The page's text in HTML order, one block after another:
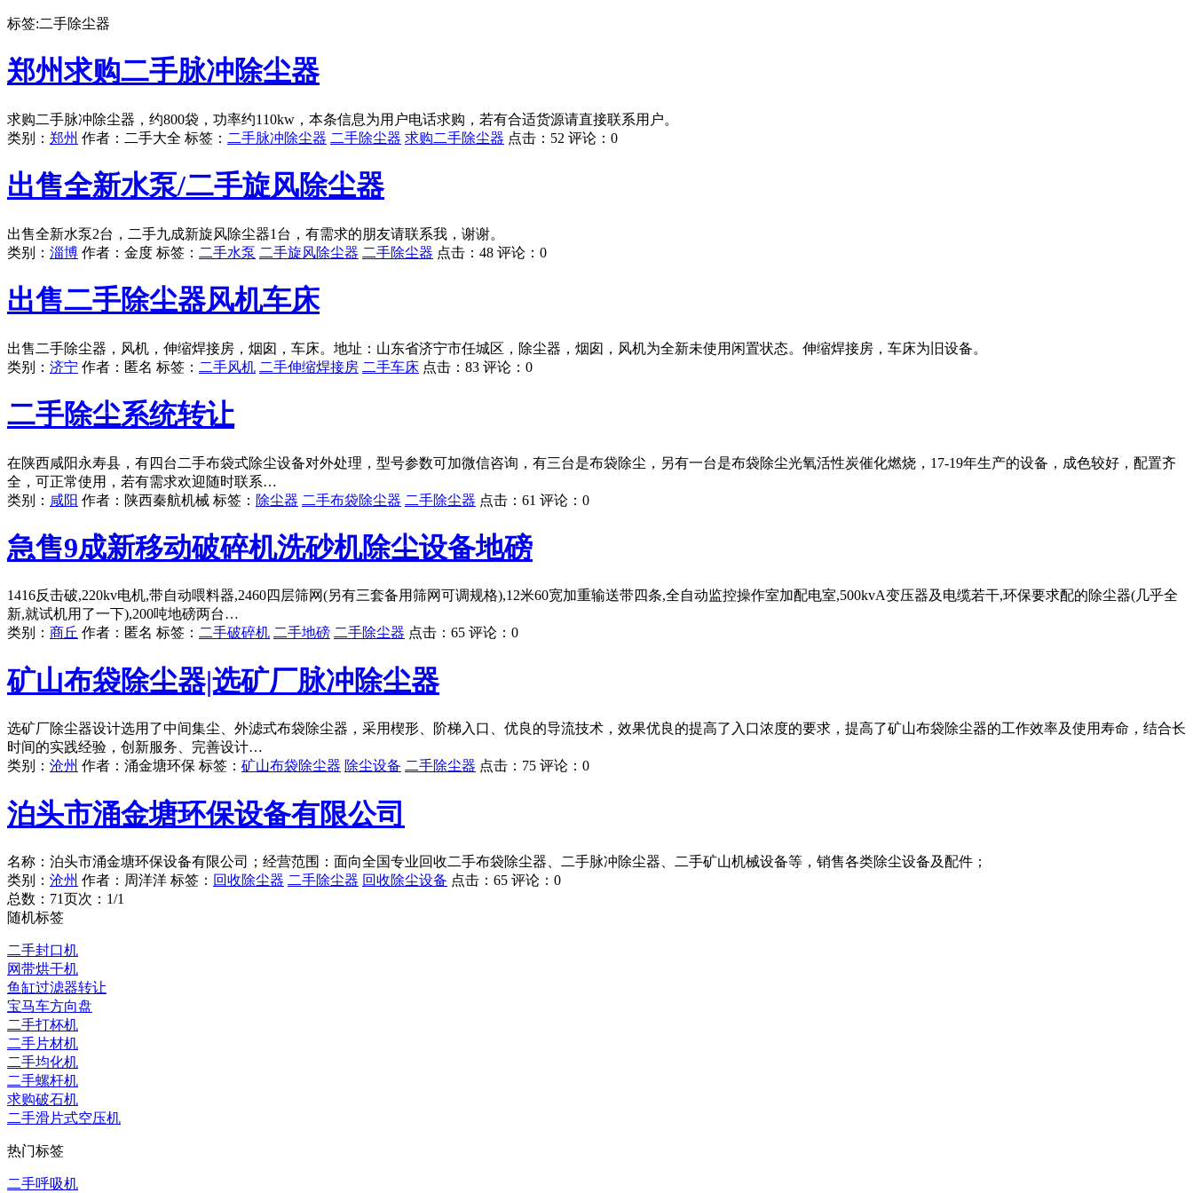
标签:二手除尘器
郑州求购二手脉冲除尘器
求购二手脉冲除尘器，约800袋，功率约110kw，本条信息为用户电话求购，若有合适货源请直接联系用户。
类别： 郑州 作者：二手大全 标签： 二手脉冲除尘器 二手除尘器 求购二手除尘器 点击： 52 评论： 0
出售全新水泵/二手旋风除尘器
出售全新水泵2台，二手九成新旋风除尘器1台，有需求的朋友请联系我，谢谢。
类别： 淄博 作者：金度 标签： 二手水泵 二手旋风除尘器 二手除尘器 点击： 48 评论： 0
出售二手除尘器风机车床
出售二手除尘器，风机，伸缩焊接房，烟囱，车床。地址：山东省济宁市任城区，除尘器，烟囱，风机为全新未使用闲置状态。伸缩焊接房，车床为旧设备。
类别： 济宁 作者：匿名 标签： 二手风机 二手伸缩焊接房 二手车床 点击： 83 评论： 0
二手除尘系统转让
在陕西咸阳永寿县，有四台二手布袋式除尘设备对外处理，型号参数可加微信咨询，有三台是布袋除尘，另有一台是布袋除尘光氧活性炭催化燃烧，17-19年生产的设备，成色较好，配置齐
全，可正常使用，若有需求欢迎随时联系…
类别： 咸阳 作者：陕西秦航机械 标签： 除尘器 二手布袋除尘器 二手除尘器 点击： 61 评论： 0
急售9成新移动破碎机洗砂机除尘设备地磅
1416反击破,220kv电机,带自动喂料器,2460四层筛网(另有三套备用筛网可调规格),12米60宽加重输送带四条,全自动监控操作室加配电室,500kvA变压器及电缆若干,环保要求配的除尘器(几乎全
新,就试机用了一下),200吨地磅两台…
类别： 商丘 作者：匿名 标签： 二手破碎机 二手地磅 二手除尘器 点击： 65 评论： 0
矿山布袋除尘器|选矿厂脉冲除尘器
选矿厂除尘器设计选用了中间集尘、外滤式布袋除尘器，采用楔形、阶梯入口、优良的导流技术，效果优良的提高了入口浓度的要求，提高了矿山布袋除尘器的工作效率及使用寿命，结合长
时间的实践经验，创新服务、完善设计…
类别： 沧州 作者：涌金塘环保 标签： 矿山布袋除尘器 除尘设备 二手除尘器 点击： 75 评论： 0
泊头市涌金塘环保设备有限公司
名称：泊头市涌金塘环保设备有限公司；经营范围：面向全国专业回收二手布袋除尘器、二手脉冲除尘器、二手矿山机械设备等，销售各类除尘设备及配件；
类别： 沧州 作者：周洋洋 标签： 回收除尘器 二手除尘器 回收除尘设备 点击： 65 评论： 0
总数：71页次：1/1
随机标签
二手封口机
网带烘干机
鱼缸过滤器转让
宝马车方向盘
二手打杯机
二手片材机
二手均化机
二手螺杆机
求购破石机
二手滑片式空压机
热门标签
二手呼吸机